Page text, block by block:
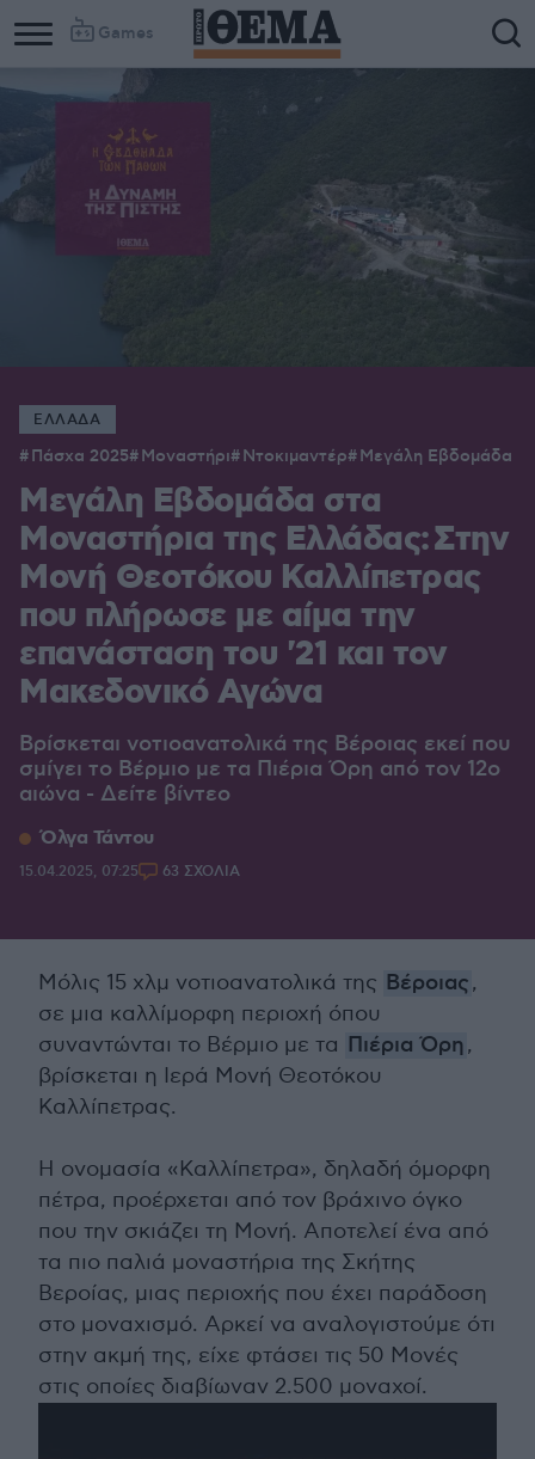
Games
ΕΛΛΑΔΑ
Πάσχα 2025 Μοναστήρι Ντοκιμαντέρ Μεγάλη Εβδομάδα
Μεγάλη Εβδομάδα στα
Μοναστήρια της Ελλάδας: Στην
Μονή Θεοτόκου Καλλίπετρας
που πλήρωσε με αίμα την
επανάσταση του '21 και τον
Μακεδονικό Αγώνα
Βρίσκεται νοτιοανατολικά της Βέροιας εκεί που
σμίγει το Βέρμιο με τα Πιέρια Όρη από τον 12ο
αιώνα - Δείτε βίντεο
Όλγα Τάντου
15.04.2025, 07:25 63 ΣΧΟΛΙΑ
Μόλις 15 χλμ νοτιοανατολικά της Βέροιας,
σε μια καλλίμορφη περιοχή όπου
συναντώνται το Βέρμιο με τα Πιέρια Όρη,
βρίσκεται η Ιερά Μονή Θεοτόκου
Καλλίπετρας.
Η ονομασία «Καλλίπετρα», δηλαδή όμορφη
πέτρα, προέρχεται από τον βράχινο όγκο
που την σκιάζει τη Μονή. Αποτελεί ένα από
τα πιο παλιά μοναστήρια της Σκήτης
Βεροίας, μιας περιοχής που έχει παράδοση
στο μοναχισμό. Αρκεί να αναλογιστούμε ότι
στην ακμή της, είχε φτάσει τις 50 Μονές
στις οποίες διαβίωναν 2.500 μοναχοί.